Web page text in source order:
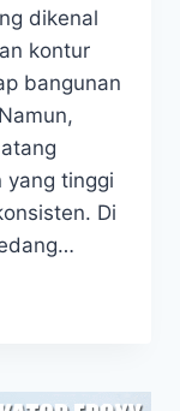
dikenal
kontur
bangunan
yang tinggi
Di